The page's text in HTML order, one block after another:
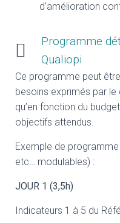
d’amélioration
Programme
Qualiopi
Ce programme peut
besoins exprimés par
qu’en fonction du
objectifs attendus.
Exemple de
etc… modulables) :
JOUR 1 (3,5h)
Indicateurs 1 à 5 du